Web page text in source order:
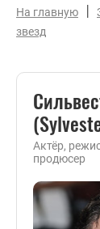
На главную |
звезд
Актёр,
продюсер